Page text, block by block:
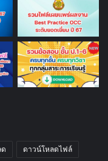
ดาวน์โหลดไฟล์